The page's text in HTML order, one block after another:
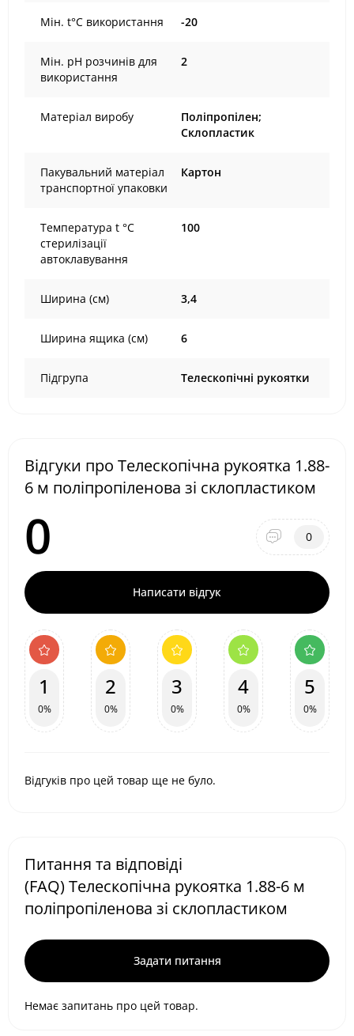
Мін. t°С використання -20
Мін. рН розчинів для
використання
2
Матеріал виробу
Поліпропілен;
Склопластик
Пакувальний матеріал
транспортної упаковки
Картон
Температура t °С
стерилізації
автоклавування
100
Ширина (см) 3,4
Ширина ящика (см) 6
Підгрупа Телескопічні рукоятки
Відгуки про Телескопічна рукоятка 1.88-
6 м поліпропіленова зі склопластиком
0 0
Написати відгук
1
0%
2
0%
3
0%
4
0%
5
0%
Відгуків про цей товар ще не було.
Питання та відповіді
(FAQ) Телескопічна рукоятка 1.88-6 м
поліпропіленова зі склопластиком
Задати питання
Немає запитань про цей товар.